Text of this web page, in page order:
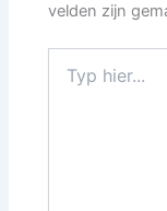
velden zijn
hier...